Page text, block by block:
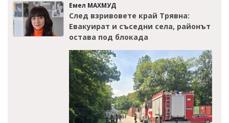
Емел МАХМУД
След взривовете край Трявна:
Евакуират и съседни села, районът
остава под блокада